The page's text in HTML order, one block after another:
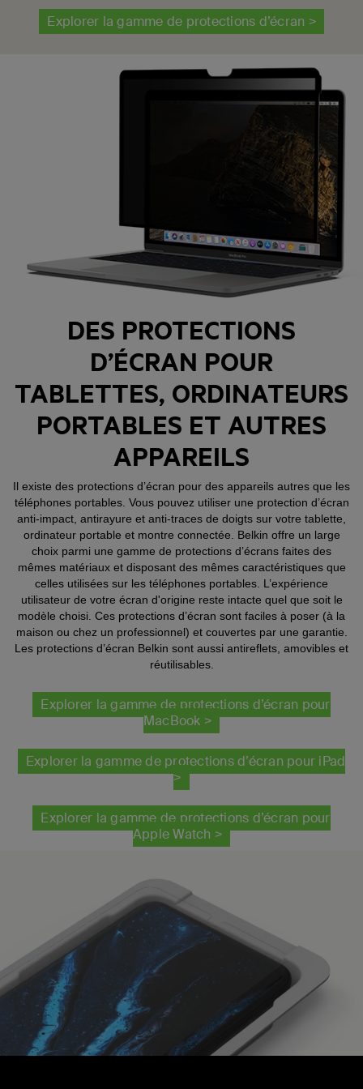
Explorer la gamme de protections d’écran >
DES PROTECTIONS
D’ÉCRAN POUR
TABLETTES, ORDINATEURS
PORTABLES ET AUTRES
APPAREILS
Il existe des protections d’écran pour des appareils autres que les
téléphones portables. Vous pouvez utiliser une protection d’écran
anti-impact, antirayure et anti-traces de doigts sur votre tablette,
ordinateur portable et montre connectée. Belkin offre un large
choix parmi une gamme de protections d’écrans faites des
mêmes matériaux et disposant des mêmes caractéristiques que
celles utilisées sur les téléphones portables. L’expérience
utilisateur de votre écran d'origine reste intacte quel que soit le
modèle choisi. Ces protections d’écran sont faciles à poser (à la
maison ou chez un professionnel) et couvertes par une garantie.
Les protections d’écran Belkin sont aussi antireflets, amovibles et
réutilisables.
Explorer la gamme de protections d’écran pour
MacBook >
Explorer la gamme de protections d’écran pour iPad
>
Explorer la gamme de protections d’écran pour
Apple Watch >